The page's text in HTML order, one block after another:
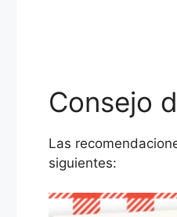
Consejo
Las
siguientes: